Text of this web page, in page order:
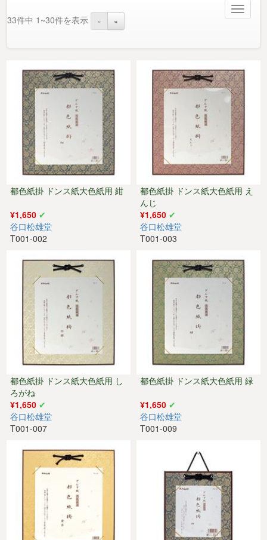
Toggle
33件中 1~30件を表示 « »
都色紙掛 ドンス紙大色紙用 紺
¥1,650
谷口松雄堂
T001-002
都色紙掛 ドンス紙大色紙用 え
んじ
¥1,650
谷口松雄堂
T001-003
都色紙掛 ドンス紙大色紙用 し
ろがね
¥1,650
谷口松雄堂
T001-007
都色紙掛 ドンス紙大色紙用 緑
¥1,650
谷口松雄堂
T001-009